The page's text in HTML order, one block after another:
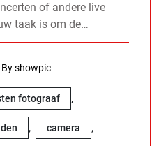
of andere live
taak is om de…
By showpic
fotograaf ,
, camera ,